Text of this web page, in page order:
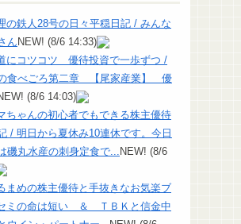
の鉄人28号の日々平穏日記 / みんな
んNEW! (8/6 14:33)
にコツコツ 優待投資で一歩ずつ /
食べごろ第二章 【尾家産業】 優
(8/6 14:03)
ちゃんの初心者でもできる株主優待
/ 明日から夏休み10連休です。今日
磯丸水産の刺身定食で... NEW! (8/6
まめの株主優待と手抜きなお気楽ブ
ミの命は短い ＆ ＴＢＫと信金中